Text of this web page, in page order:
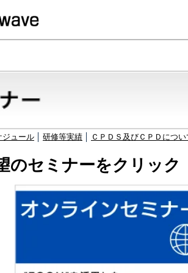
ジュール 研修等実績 ＣＰＤＳ及びＣＰＤにつ
のセミナーをクリック